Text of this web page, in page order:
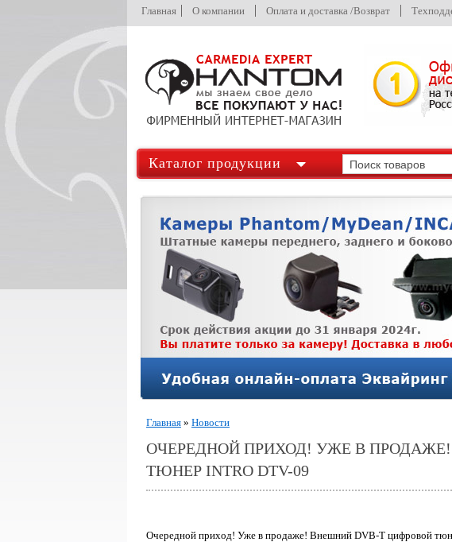
Главная О компании Оплата и доставка /Возврат
Каталог продукции
Главная » Новости
ОЧЕРЕДНОЙ ПРИХОД! УЖЕ В
ТЮНЕР INTRO DTV-09
Очередной приход! Уже в продаже! Внешний DVB-T цифровой